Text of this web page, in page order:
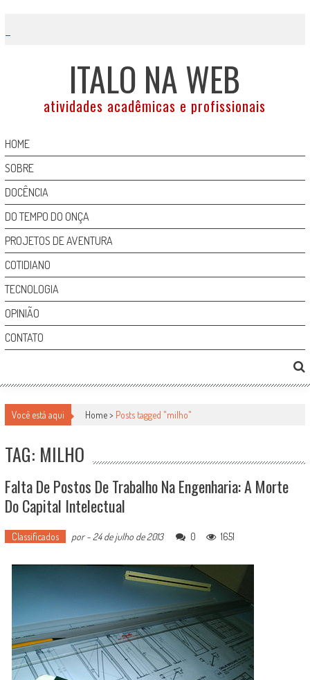
content
ITALO NA WEB
atividades acadêmicas e profissionais
HOME
SOBRE
DOCÊNCIA
DO TEMPO DO ONÇA
PROJETOS DE AVENTURA
COTIDIANO
TECNOLOGIA
OPINIÃO
CONTATO
Você está aqui Home > Posts tagged "milho"
TAG: MILHO
Falta De Postos De Trabalho Na Engenharia: A Morte
Do Capital Intelectual
Classificados por-24 de julho de 2013 0 1651